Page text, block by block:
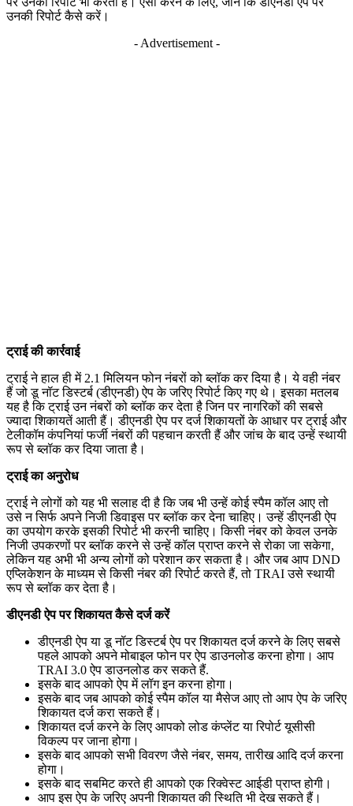
उनकी रिपोर्ट कैसे करें।
- Advertisement -
ट्राई की कार्रवाई
ट्राई ने हाल ही में 2.1 मिलियन फोन नंबरों को ब्लॉक कर दिया है। ये वही नंबर
हैं जो डू नॉट डिस्टर्ब (डीएनडी) ऐप के जरिए रिपोर्ट किए गए थे। इसका मतलब
यह है कि ट्राई उन नंबरों को ब्लॉक कर देता है जिन पर नागरिकों की सबसे
ज्यादा शिकायतें आती हैं। डीएनडी ऐप पर दर्ज शिकायतों के आधार पर ट्राई और
टेलीकॉम कंपनियां फर्जी नंबरों की पहचान करती हैं और जांच के बाद उन्हें स्थायी
रूप से ब्लॉक कर दिया जाता है।
ट्राई का अनुरोध
ट्राई ने लोगों को यह भी सलाह दी है कि जब भी उन्हें कोई स्पैम कॉल आए तो
उसे न सिर्फ अपने निजी डिवाइस पर ब्लॉक कर देना चाहिए। उन्हें डीएनडी ऐप
का उपयोग करके इसकी रिपोर्ट भी करनी चाहिए। किसी नंबर को केवल उनके
निजी उपकरणों पर ब्लॉक करने से उन्हें कॉल प्राप्त करने से रोका जा सकेगा,
लेकिन यह अभी भी अन्य लोगों को परेशान कर सकता है। और जब आप DND
एप्लिकेशन के माध्यम से किसी नंबर की रिपोर्ट करते हैं, तो TRAI उसे स्थायी
रूप से ब्लॉक कर देता है।
डीएनडी ऐप पर शिकायत कैसे दर्ज करें
डीएनडी ऐप या डू नॉट डिस्टर्ब ऐप पर शिकायत दर्ज करने के लिए सबसे
पहले आपको अपने मोबाइल फोन पर ऐप डाउनलोड करना होगा। आप
TRAI 3.0 ऐप डाउनलोड कर सकते हैं.
इसके बाद आपको ऐप में लॉग इन करना होगा।
इसके बाद जब आपको कोई स्पैम कॉल या मैसेज आए तो आप ऐप के जरिए
शिकायत दर्ज करा सकते हैं।
शिकायत दर्ज करने के लिए आपको लोड कंप्लेंट या रिपोर्ट यूसीसी
विकल्प पर जाना होगा।
इसके बाद आपको सभी विवरण जैसे नंबर, समय, तारीख आदि दर्ज करना
होगा।
इसके बाद सबमिट करते ही आपको एक रिक्वेस्ट आईडी प्राप्त होगी।
आप इस ऐप के जरिए अपनी शिकायत की स्थिति भी देख सकते हैं।